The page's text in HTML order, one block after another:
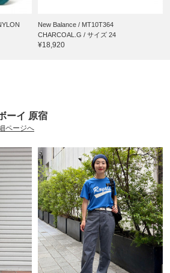
New Balance / MT10T364
CHARCOAL.G / サイズ 24
¥18,920
ーイ 原宿
ページへ